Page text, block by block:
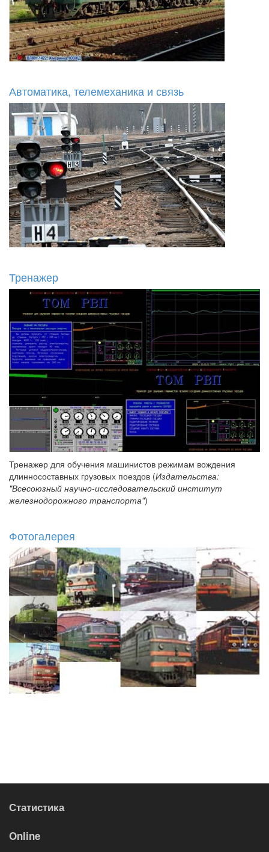
Автоматика, телемеханика и связь
Тренажер
Тренажер для обучения машинистов режимам вождения
длинносоставных грузовых поездов (Издательства:
"Всесоюзный научно-исследовательский институт
железнодорожного транспорта")
Фотогалерея
Статистика
Online